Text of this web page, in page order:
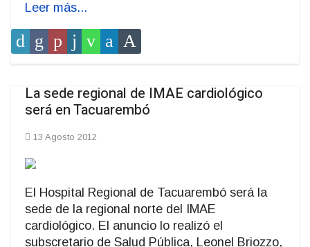
Leer más...
La sede regional de IMAE cardiológico
será en Tacuarembó
13 Agosto 2012
El Hospital Regional de Tacuarembó será la
sede de la regional norte del IMAE
cardiológico. El anuncio lo realizó el
subscretario de Salud Pública, Leonel Briozzo,